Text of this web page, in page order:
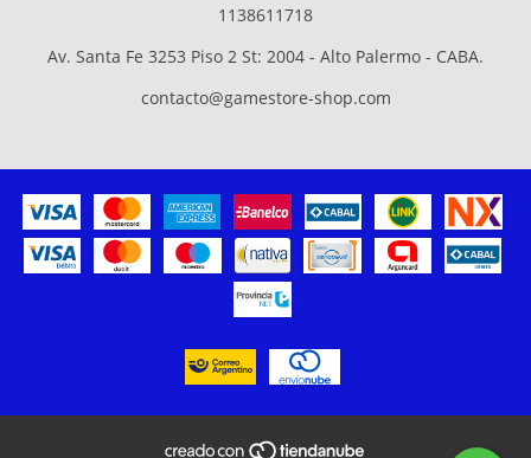
1138611718
Av. Santa Fe 3253 Piso 2 St: 2004 - Alto Palermo - CABA.
contacto@gamestore-shop.com